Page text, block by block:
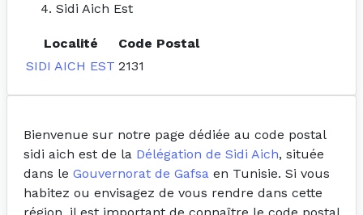
Sidi Aich Est
Localité
Code Postal
SIDI AICH EST 2131
Bienvenue sur notre page dédiée au code postal
sidi aich est de la Délégation de Sidi Aich, située
dans le Gouvernorat de Gafsa en Tunisie. Si vous
habitez ou envisagez de vous rendre dans cette